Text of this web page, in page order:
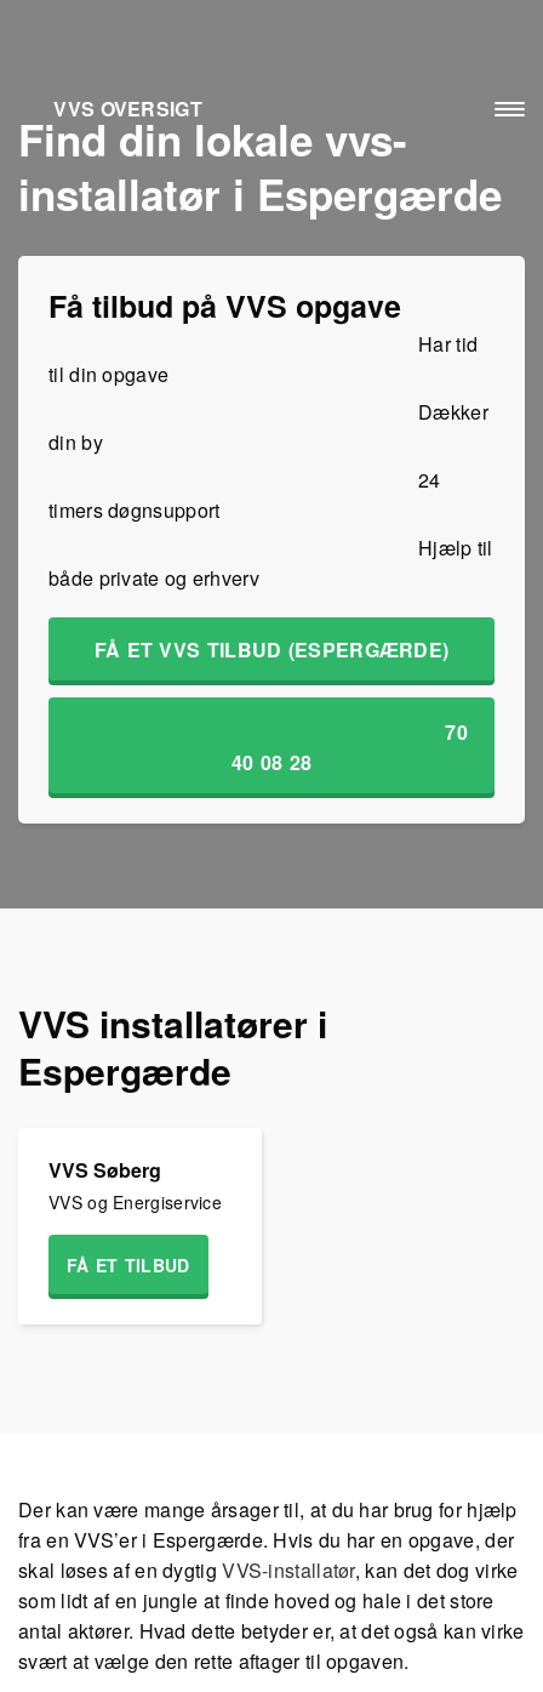
VVS OVERSIGT
Find din lokale vvs-
installatør i Espergærde
Få tilbud på VVS opgave
Har tid
til din opgave
Dækker
din by
24
timers døgnsupport
Hjælp til
både private og erhverv
FÅ ET VVS TILBUD (ESPERGÆRDE)
70
40 08 28
VVS installatører i
Espergærde
VVS Søberg
VVS og Energiservice
FÅ ET TILBUD
Der kan være mange årsager til, at du har brug for hjælp
fra en VVS’er i Espergærde. Hvis du har en opgave, der
skal løses af en dygtigVVS-installatør, kan det dog virke
som lidt af en jungle at finde hoved og hale i det store
antal aktører. Hvad dette betyder er, at det også kan virke
svært at vælge den rette aftager til opgaven.